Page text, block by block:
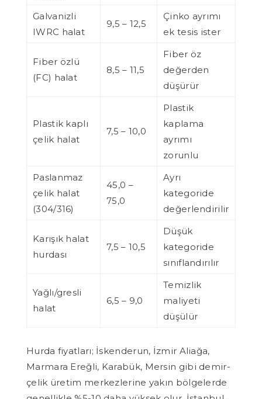
Galvanizli
IWRC halat
9,5 – 12,5
Çinko ayrımı
ek tesis ister
Fiber özlü
(FC) halat
8,5 – 11,5
Fiber öz
değerden
düşürür
Plastik kaplı
çelik halat
7,5 – 10,0
Plastik
kaplama
ayrımı
zorunlu
Paslanmaz
çelik halat
(304/316)
45,0 –
75,0
Ayrı
kategoride
değerlendirilir
Karışık halat
hurdası
7,5 – 10,5
Düşük
kategoride
sınıflandırılır
Yağlı/gresli
halat
6,5 – 9,0
Temizlik
maliyeti
düşülür
Hurda fiyatları; İskenderun, İzmir Aliağa,
Marmara Ereğli, Karabük, Mersin gibi demir-
çelik üretim merkezlerine yakın bölgelerde